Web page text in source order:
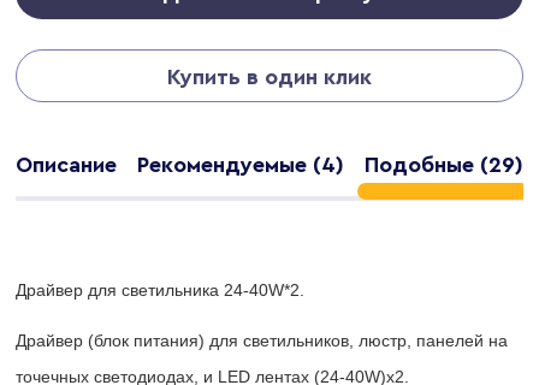
Купить в один клик
Описание Рекомендуемые (4) Подобные (29)
Драйвер для светильника 24-40W*2.
Драйвер (блок питания) для светильников, люстр, панелей на
точечных светодиодах, и LED лентах (24-40W)х2.